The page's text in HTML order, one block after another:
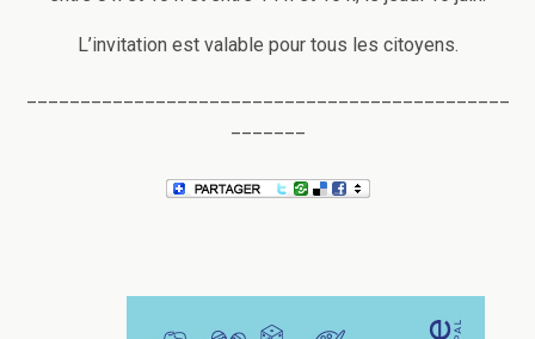
L’invitation est valable pour tous les citoyens.